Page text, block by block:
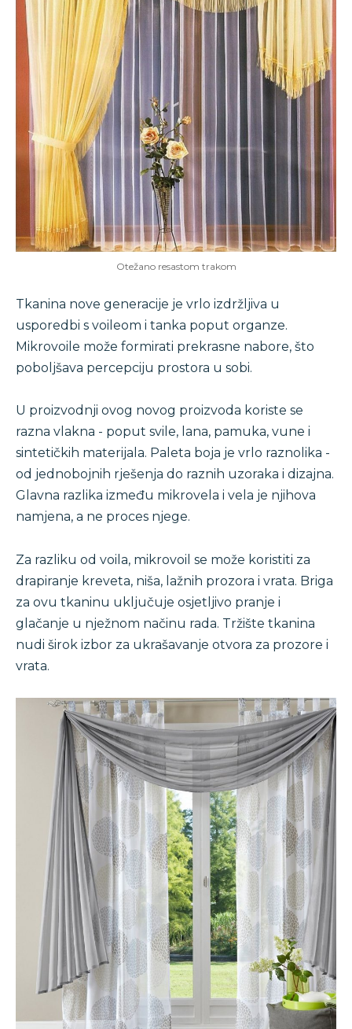
Otežano resastom trakom
Tkanina nove generacije je vrlo izdržljiva u
usporedbi s voileom i tanka poput organze.
Mikrovoile može formirati prekrasne nabore, što
poboljšava percepciju prostora u sobi.
U proizvodnji ovog novog proizvoda koriste se
razna vlakna - poput svile, lana, pamuka, vune i
sintetičkih materijala. Paleta boja je vrlo raznolika -
od jednobojnih rješenja do raznih uzoraka i dizajna.
Glavna razlika između mikrovela i vela je njihova
namjena, a ne proces njege.
Za razliku od voila, mikrovoil se može koristiti za
drapiranje kreveta, niša, lažnih prozora i vrata. Briga
za ovu tkaninu uključuje osjetljivo pranje i
glačanje u nježnom načinu rada. Tržište tkanina
nudi širok izbor za ukrašavanje otvora za prozore i
vrata.